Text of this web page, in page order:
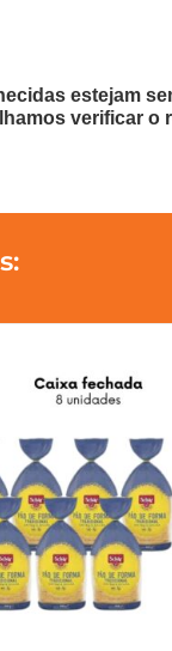
estejam
verificar o